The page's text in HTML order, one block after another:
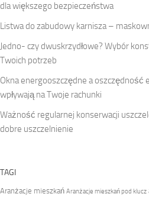
dla większego bezpieczeństwa
Listwa do zabudowy karnisza –
Jedno- czy dwuskrzydłowe? Wybór
Twoich potrzeb
Okna energooszczędne a oszczędność
wpływają na Twoje rachunki
Ważność regularnej konserwacji
dobre uszczelnienie
TAGI
Aranżacje mieszkań Aranżacje mieszkań pod klucz